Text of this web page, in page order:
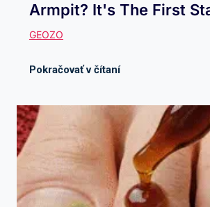
Armpit? It's The First